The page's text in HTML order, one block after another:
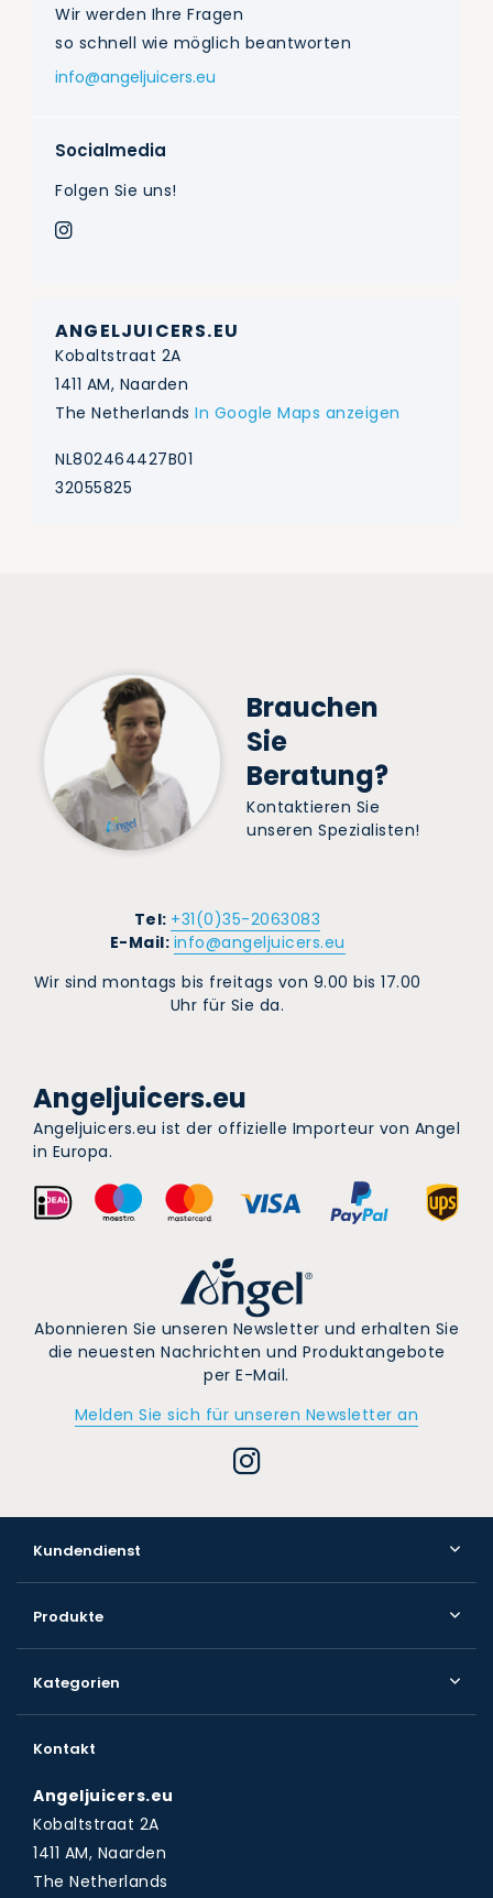
Wir werden Ihre Fragen
so schnell wie möglich beantworten
info@angeljuicers.eu
Socialmedia
Folgen Sie uns!
ANGELJUICERS.EU
Kobaltstraat 2A
1411 AM, Naarden
The Netherlands In Google Maps anzeigen
NL802464427B01
32055825
Brauchen
Sie
Beratung?
Kontaktieren Sie
unseren Spezialisten!
Tel: +31(0)35-2063083
E-Mail: info@angeljuicers.eu
Wir sind montags bis freitags von 9.00 bis 17.00
Uhr für Sie da.
Angeljuicers.eu
Angeljuicers.eu ist der offizielle Importeur von Angel
in Europa.
Abonnieren Sie unseren Newsletter und erhalten Sie
die neuesten Nachrichten und Produktangebote
per E-Mail.
Melden Sie sich für unseren Newsletter an
Kundendienst
Produkte
Kategorien
Kontakt
Angeljuicers.eu
Kobaltstraat 2A
1411 AM, Naarden
The Netherlands